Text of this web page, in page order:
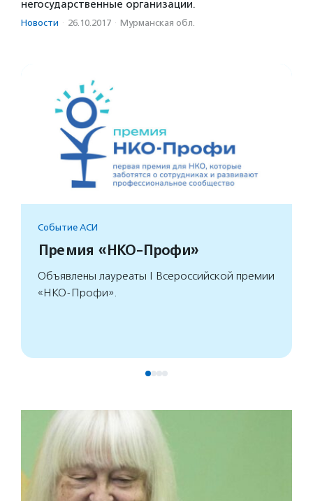
негосударственные организации.
Новости · 26.10.2017 · Мурманская обл.
Событие АСИ
Премия «НКО-Профи»
Объявлены лауреаты I Всероссийской премии
«НКО-Профи».